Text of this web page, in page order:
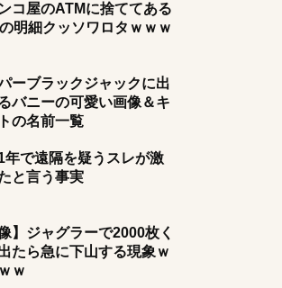
コ屋のATMに捨ててある
明細クッソワロタｗｗｗ
ーブラックジャックに出
バニーの可愛い画像＆キ
の名前一覧
年で遠隔を疑うスレが激
と言う事実
像】ジャグラーで2000枚く
たら急に下山する現象ｗ
ｗ